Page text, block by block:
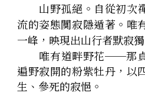
山野孤絕。自從初次
流的姿態闃寂隱遁著。唯
一峰，映現出山行者默寂
唯有道畔野花──那貞
遍野寂開的粉紫牡丹，以
生、參死的寂悒。